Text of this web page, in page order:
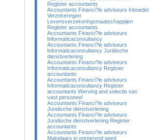
Register accountants
Accountants Financi?le adviseurs Inboedel
Verzekeringen
Levensverzekeringsmaatschappijen
Register accountants
Accountants Financi?le adviseurs
Informaticaconsultancy
Accountants Financi?le adviseurs
Informaticaconsultancy Juridische
dienstverlening
Accountants Financi?le adviseurs
Informaticaconsultancy Register
accountants
Accountants Financi?le adviseurs
Informaticaconsultancy Register
accountants Werving and selectie van
vast personeel
Accountants Financi?le adviseurs
Juridische dienstverlening
Accountants Financi?le adviseurs
Juridische dienstverlening Register
accountants
Accountants Financi?le adviseurs
Makelaars in onroerend goed